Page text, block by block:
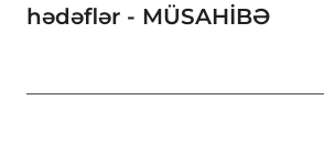
hədəflər - MÜSAHİBƏ